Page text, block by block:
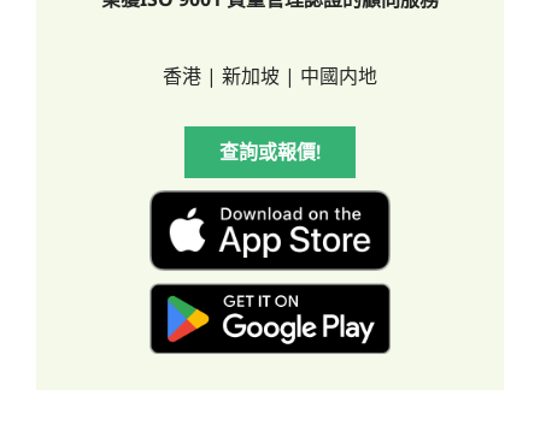
香港 | 新加坡 | 中國内地
查詢或報價!